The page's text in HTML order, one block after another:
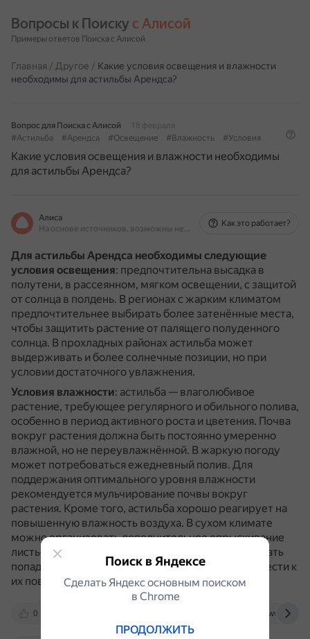
Вопросы к Поиску с Алисой
Примеры ответов Поиска с Алисой
Главная / Другое / Какие условия освещения и влажности
необходимы для астильбы Арендса?
Вопрос для Поиска с Алисой
18 февраля
#Астильба
#Арендса #Освещение #Влажность #Условия
Какие условия освещения и влажности необходимы
для астильбы Арендса?
Алиса
На основе источников, возможны неточности
Как это работает?
Для астильбы Арендса необходимы следующие
условия освещения: предпочтительна высадка в
полутени, в рассеянном, мягком освещении, с защитой
от солнца в полдень. В регионах с жарким климатом
предпочтительнее выбирать более затенённые места,
чтобы защитить растение от палящего полуденного
солнца. В прохладных районах астильба может
выдерживать и более солнечные позиции, но при
условии достаточного увлажнения.
Условия влажности: астильба — влаголюбивое
растение, требующее регулярного и обильного полива,
особенно в период активного роста и цветения. Почва
вокруг растения должна быть постоянно умеренно
влажной, но не переувлажнённой. В жаркую погоду
может потребоваться ежедневный полив. Для
поддержания оптимального уровня влажности
рекомендуется мульчирование почвы вокруг
растения. Кроме того, астильба хорошо реагирует на
повышенную влажность воздуха. В сухом климате
можно организовать дополнительное опрыскивание
листьев в вечернее время.
Однако следует избегать
попадания воды на цветы, так как это может привести к
их повреждению.
0
Поиск в Яндексе
Сделать Яндекс основным поиском
в Сhrome
ПРОДОЛЖИТЬ